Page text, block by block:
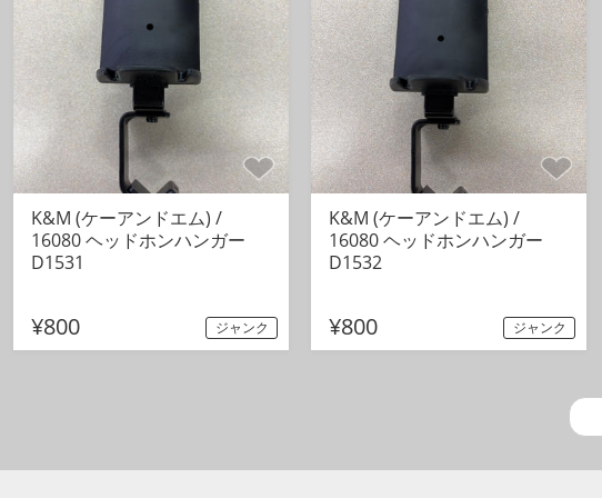
K&M (ケーアンドエム) /
16080 ヘッドホンハンガー
D1531
¥800 ジャンク
K&M (ケーアンドエム) /
16080 ヘッドホンハンガー
D1532
¥800 ジャンク